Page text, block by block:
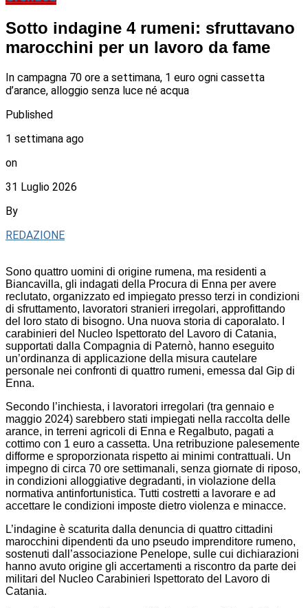
Sotto indagine 4 rumeni: sfruttavano
marocchini per un lavoro da fame
In campagna 70 ore a settimana, 1 euro ogni cassetta
d’arance, alloggio senza luce né acqua
Published
1 settimana ago
on
31 Luglio 2026
By
REDAZIONE
Sono quattro uomini di origine rumena, ma residenti a
Biancavilla, gli indagati della Procura di Enna per avere
reclutato, organizzato ed impiegato presso terzi in condizioni
di sfruttamento, lavoratori stranieri irregolari, approfittando
del loro stato di bisogno. Una nuova storia di caporalato. I
carabinieri del Nucleo Ispettorato del Lavoro di Catania,
supportati dalla Compagnia di Paternò, hanno eseguito
un’ordinanza di applicazione della misura cautelare
personale nei confronti di quattro rumeni, emessa dal Gip di
Enna.
Secondo l’inchiesta, i lavoratori irregolari (tra gennaio e
maggio 2024) sarebbero stati impiegati nella raccolta delle
arance, in terreni agricoli di Enna e Regalbuto, pagati a
cottimo con 1 euro a cassetta. Una retribuzione palesemente
difforme e sproporzionata rispetto ai minimi contrattuali. Un
impegno di circa 70 ore settimanali, senza giornate di riposo,
in condizioni alloggiative degradanti, in violazione della
normativa antinfortunistica. Tutti costretti a lavorare e ad
accettare le condizioni imposte dietro violenza e minacce.
L’indagine è scaturita dalla denuncia di quattro cittadini
marocchini dipendenti da uno pseudo imprenditore rumeno,
sostenuti dall’associazione Penelope, sulle cui dichiarazioni
hanno avuto origine gli accertamenti a riscontro da parte dei
militari del Nucleo Carabinieri Ispettorato del Lavoro di
Catania.